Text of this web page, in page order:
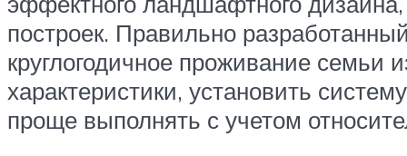
построек. Правильно
круглогодичное проживание семьи
характеристики, установить
проще выполнять с учетом